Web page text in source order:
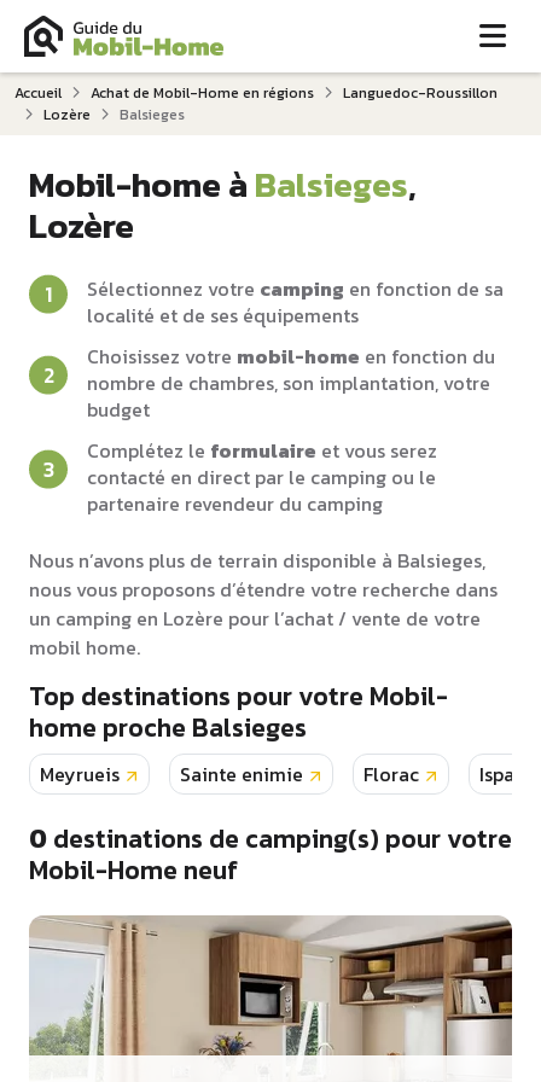
Accueil Achat de Mobil-Home en régions
Languedoc-Roussillon
Lozère
Balsieges
Mobil-home àBalsieges,
Lozère
Sélectionnez votre camping en fonction de sa
localité et de ses équipements
Choisissez votre mobil-home en fonction du
nombre de chambres, son implantation, votre
budget
Complétez le formulaire et vous serez
contacté en direct par le camping ou le
partenaire revendeur du camping
Nous n’avons plus de terrain disponible à Balsieges,
nous vous proposons d’étendre votre recherche dans
un camping en Lozère pour l’achat / vente de votre
mobil home.
Top destinations pour votre Mobil-
home proche Balsieges
Meyrueis Sainte enimie Florac
0destinations de camping(s) pour votre
Mobil-Home neuf